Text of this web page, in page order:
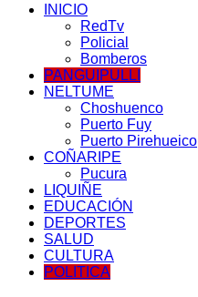
INICIO
RedTv
Policial
Bomberos
PANGUIPULLI
NELTUME
Choshuenco
Puerto Fuy
Puerto Pirehueico
COÑARIPE
Pucura
LIQUIÑE
EDUCACIÓN
DEPORTES
SALUD
CULTURA
POLITICA